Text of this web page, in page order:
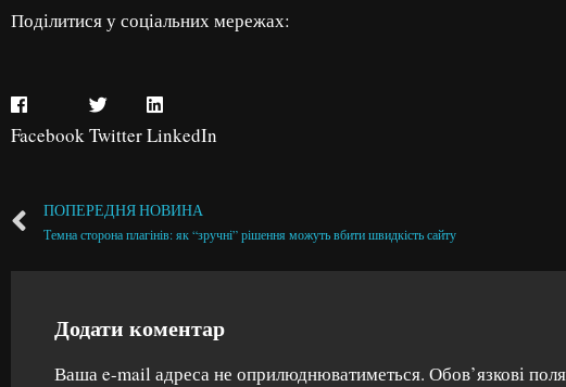
Поділитися у соціальних мережах:
FacebookTwitterLinkedIn
ПОПЕРЕДНЯ НОВИНА
Темна сторона плагінів: як “зручні” рішення можуть вбити швидкість сайту
Додати коментар
Ваша e-mail адреса не оприлюднюватиметься. Обов’язкові